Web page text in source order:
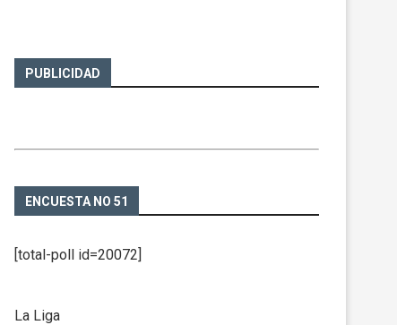
PUBLICIDAD
ENCUESTA NO 51
[total-poll id=20072]
La Liga